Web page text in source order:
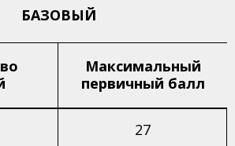
БАЗОВЫЙ
Максимальный
первичный балл
27